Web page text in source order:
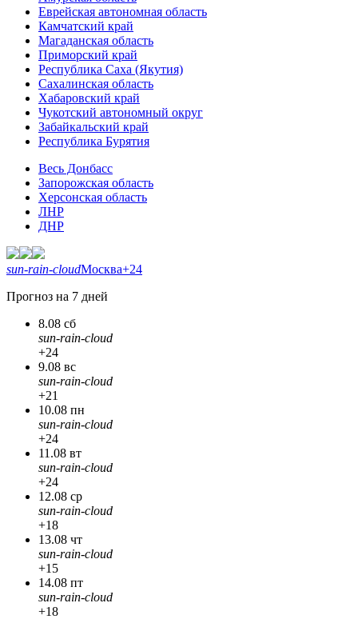
Еврейская автономная область
Камчатский край
Магаданская область
Приморский край
Республика Саха (Якутия)
Сахалинская область
Хабаровский край
Чукотский автономный округ
Забайкальский край
Республика Бурятия
Весь Донбасс
Запорожская область
Херсонская область
ЛНР
ДНР
sun-rain-cloudМосква+24
Прогноз на 7 дней
8.08 сб
sun-rain-cloud
+24
9.08 вс
sun-rain-cloud
+21
10.08 пн
sun-rain-cloud
+24
11.08 вт
sun-rain-cloud
+24
12.08 ср
sun-rain-cloud
+18
13.08 чт
sun-rain-cloud
+15
14.08 пт
sun-rain-cloud
+18